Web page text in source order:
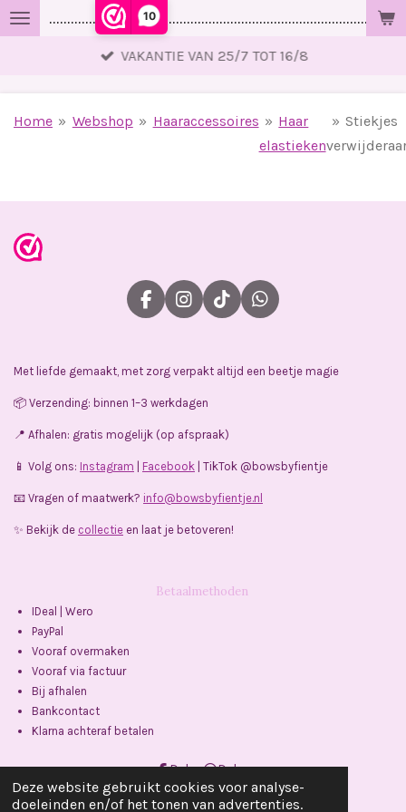
Deze website gebruikt cookies voor analyse-
doeleinden en/of het tonen van advertenties.
10
Ga
hoofdinhoud
VAKANTIE VAN 25/7 TOT 16/8
Home » Webshop » Haaraccessoires » Haar
elastieken
» Stiekjes
F
a
b
o
k
I
n
a
r
a
m
T
i
o
W
h
s
Met liefde gemaakt, met zorg verpakt altijd een beetje magie
📦 Verzending: binnen 1–3 werkdagen
📍 Afhalen: gratis mogelijk (op afspraak)
📱 Volg ons: Instagram Facebook | TikTok @bowsbyfientje
📧 Vragen of maatwerk? info@bowsbyfientje.nl
✨ Bekijk de collectie en laat je betoveren!
Betaalmethoden
IDeal | Wero
PayPal
Vooraf overmaken
Vooraf via factuur
Bij afhalen
Bankcontact
Klarna achteraf betalen
Delen Delen
Powered byJouwWeb